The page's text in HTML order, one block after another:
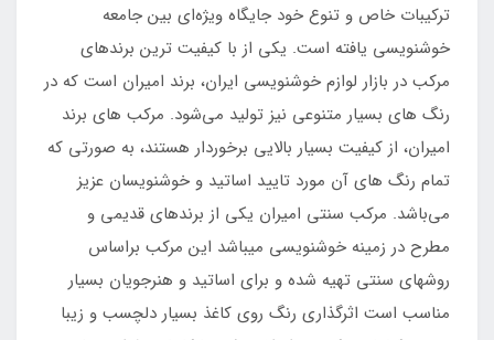
ترکیبات خاص و تنوع خود جایگاه ویژه‌ای بین جامعه
خوشنویسی یافته است. یکی از با کیفیت ترین برندهای
مرکب در بازار لوازم خوشنویسی ایران، برند امیران است که در
رنگ های بسیار متنوعی نیز تولید می‌شود. مرکب های برند
امیران، از کیفیت بسیار بالایی برخوردار هستند، به صورتی که
تمام رنگ های آن مورد تایید اساتید و خوشنویسان عزیز
می‌باشد. مرکب سنتی امیران یکی از برندهای قدیمی و
مطرح در زمینه خوشنویسی میباشد این مرکب براساس
روشهای سنتی تهیه شده و برای اساتید و هنرجویان بسیار
مناسب است اثرگذاری رنگ روی کاغذ بسیار دلچسب و زیبا